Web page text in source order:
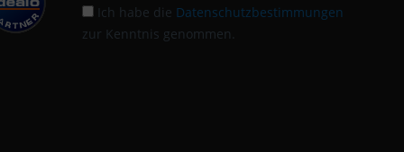
Ich habe die Datenschutzbestimmungen
zur Kenntnis genommen.